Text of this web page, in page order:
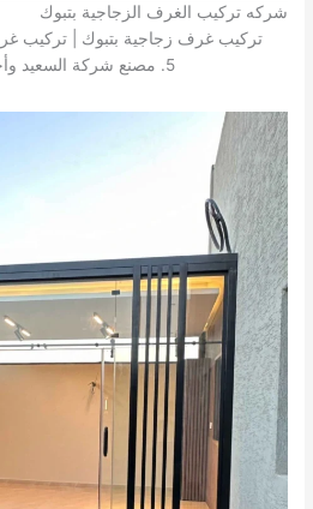
شركه تركيب الغرف الزجاجية بتبوك
تركيب غرف زجاجية بتبوك | تركيب
5. مصنع شركة السعيد وأخوانه للزجاج